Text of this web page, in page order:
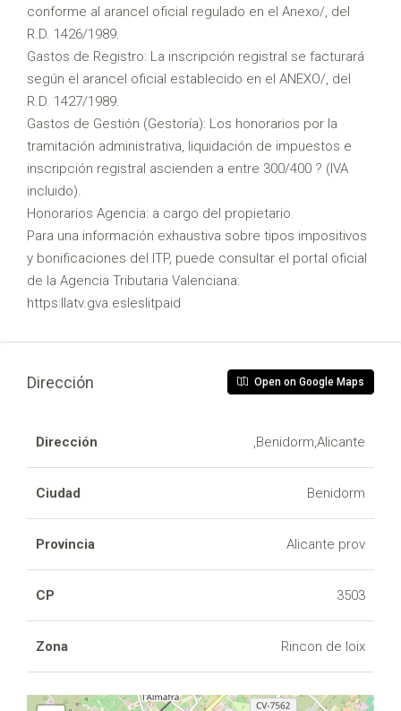
conforme al arancel oficial regulado en el Anexo/, del
R.D. 1426/1989.
Gastos de Registro: La inscripción registral se facturará
según el arancel oficial establecido en el ANEXO/, del
R.D. 1427/1989.
Gastos de Gestión (Gestoría): Los honorarios por la
tramitación administrativa, liquidación de impuestos e
inscripción registral ascienden a entre 300/400 ? (IVA
incluido).
Honorarios Agencia: a cargo del propietario.
Para una información exhaustiva sobre tipos impositivos
y bonificaciones del ITP, puede consultar el portal oficial
de la Agencia Tributaria Valenciana:
https:llatv.gva.esleslitpaid
Dirección Open on Google Maps
Dirección ,Benidorm,Alicante
Ciudad Benidorm
Provincia Alicante prov
CP 3503
Zona Rincon de loix